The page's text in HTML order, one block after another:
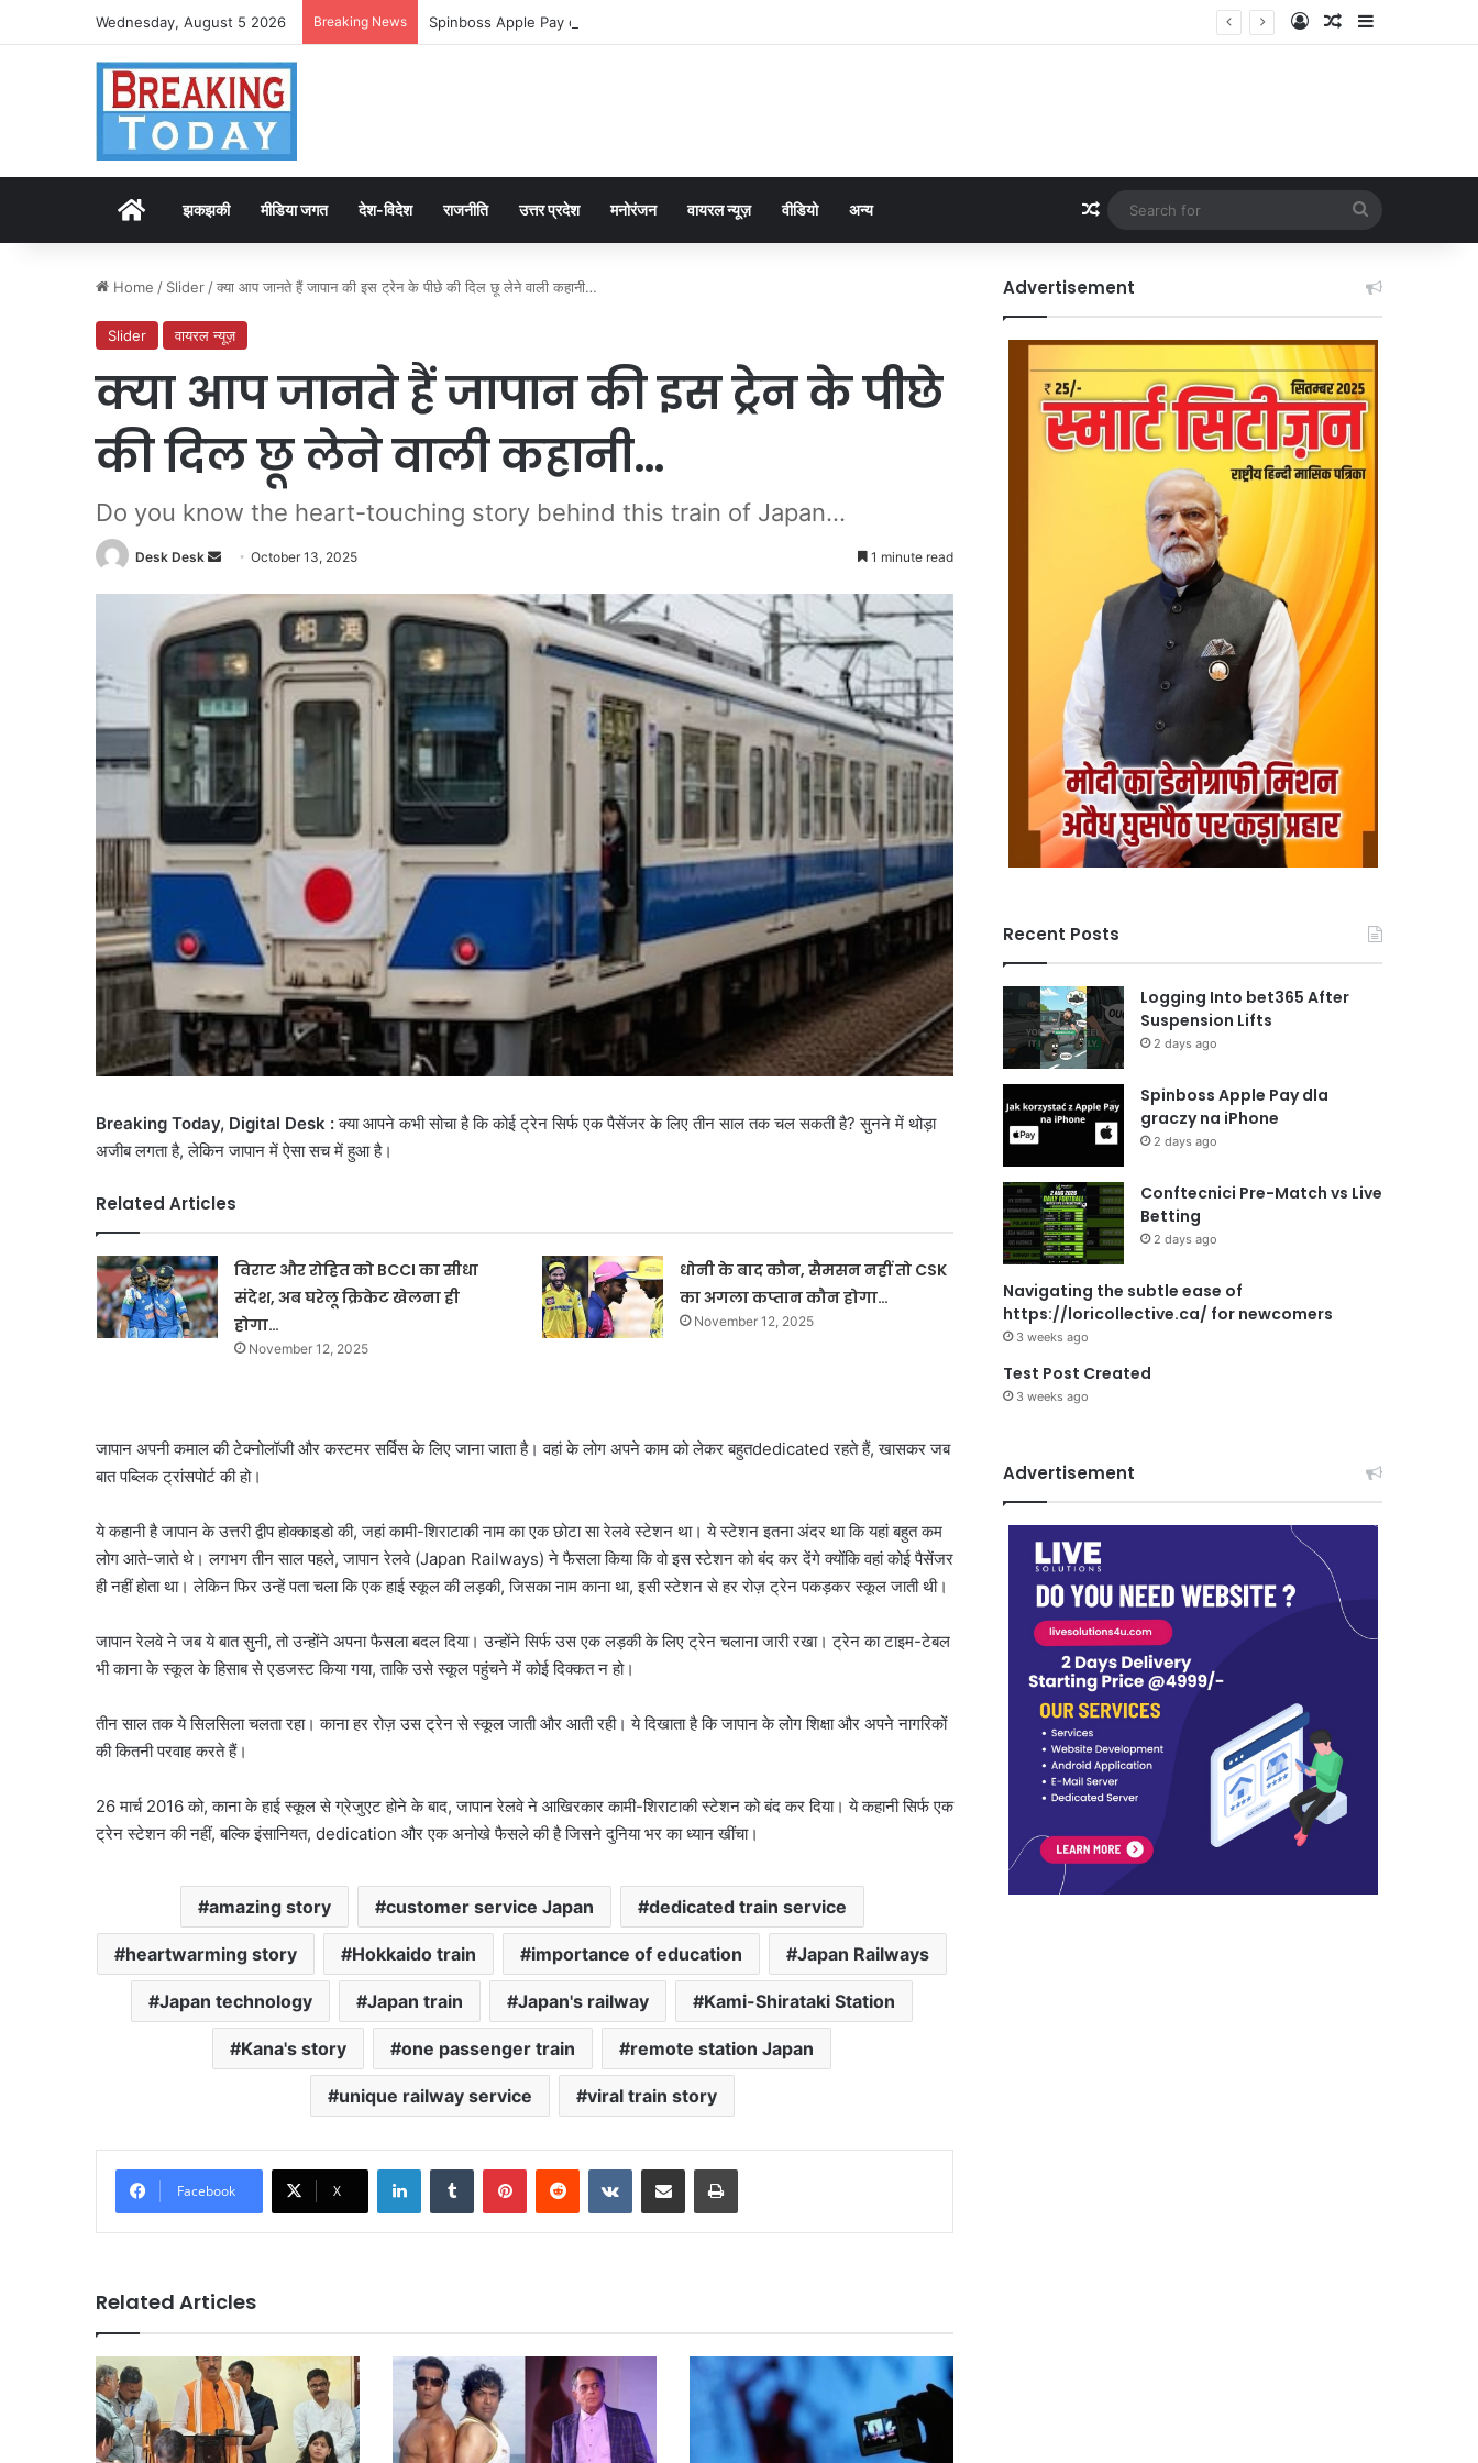
Wednesday, August 5 2026 Breaking News Spinboss Apple Pay dla graczy na iPhone Log InRandom Article
Sidebar
Homeझकझकी मीडिया जगत देश-विदेश राजनीति उत्तर प्रदेश मनोरंजन वायरल न्यूज़ वीडियो अन्य Random Article
for
Home / Slider /क्या आप जानते हैं जापान की इस ट्रेन के पीछे की दिल छू लेने वाली कहानी…
Slider वायरल न्यूज़
क्या आप जानते हैं जापान की इस ट्रेन के पीछे
की दिल छू लेने वाली कहानी…
Do you know the heart-touching story behind this train of Japan...
Desk Desk
SendOctober 13, 2025 1 minute read
Breaking Today, Digital Desk :क्या आपने कभी सोचा है कि कोई ट्रेन सिर्फ एक पैसेंजर के लिए तीन साल तक चल सकती है? सुनने में थोड़ा
अजीब लगता है, लेकिन जापान में ऐसा सच में हुआ है।
Related Articles
विराट और रोहित को BCCI का सीधा
संदेश, अब घरेलू क्रिकेट खेलना ही
होगा…
November 12, 2025
धोनी के बाद कौन, सैमसन नहीं तो CSK
का अगला कप्तान कौन होगा…
November 12, 2025
जापान अपनी कमाल की टेक्नोलॉजी और कस्टमर सर्विस के लिए जाना जाता है। वहां के लोग अपने काम को लेकर बहुतdedicated रहते हैं, खासकर जब
बात पब्लिक ट्रांसपोर्ट की हो।
ये कहानी है जापान के उत्तरी द्वीप होक्काइडो की, जहां कामी-शिराटाकी नाम का एक छोटा सा रेलवे स्टेशन था। ये स्टेशन इतना अंदर था कि यहां बहुत कम
लोग आते-जाते थे। लगभग तीन साल पहले, जापान रेलवे (Japan Railways) ने फैसला किया कि वो इस स्टेशन को बंद कर देंगे क्योंकि वहां कोई पैसेंजर
ही नहीं होता था। लेकिन फिर उन्हें पता चला कि एक हाई स्कूल की लड़की, जिसका नाम काना था, इसी स्टेशन से हर रोज़ ट्रेन पकड़कर स्कूल जाती थी।
जापान रेलवे ने जब ये बात सुनी, तो उन्होंने अपना फैसला बदल दिया। उन्होंने सिर्फ उस एक लड़की के लिए ट्रेन चलाना जारी रखा। ट्रेन का टाइम-टेबल
भी काना के स्कूल के हिसाब से एडजस्ट किया गया, ताकि उसे स्कूल पहुंचने में कोई दिक्कत न हो।
तीन साल तक ये सिलसिला चलता रहा। काना हर रोज़ उस ट्रेन से स्कूल जाती और आती रही। ये दिखाता है कि जापान के लोग शिक्षा और अपने नागरिकों
की कितनी परवाह करते हैं।
26 मार्च 2016 को, काना के हाई स्कूल से ग्रेजुएट होने के बाद, जापान रेलवे ने आखिरकार कामी-शिराटाकी स्टेशन को बंद कर दिया। ये कहानी सिर्फ एक
ट्रेन स्टेशन की नहीं, बल्कि इंसानियत, dedication और एक अनोखे फैसले की है जिसने दुनिया भर का ध्यान खींचा।
amazing story customer service Japan dedicated train service
heartwarming story Hokkaido train importance of education Japan Railways
Japan technology Japan train Japan's railway Kami-Shirataki Station
Kana's story one passenger train remote station Japan
unique railway service viral train story
Facebook X
LinkedInTumblr PinterestReddit VKontakteShare via Email Print
Related Articles
Advertisement
Recent Posts
Logging Into bet365 After
Suspension Lifts
2 days ago
Spinboss Apple Pay dla
graczy na iPhone
2 days ago
Conftecnici Pre-Match vs Live
Betting
2 days ago
Navigating the subtle ease of
https://loricollective.ca/ for newcomers
3 weeks ago
Test Post Created
3 weeks ago
Advertisement